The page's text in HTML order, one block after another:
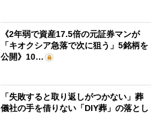
《2年弱で資産17.5倍の元証券マンが
「キオクシア急落で次に狙う」5銘柄を
公開》10…
「失敗すると取り返しがつかない」葬
儀社の手を借りない「DIY葬」の落とし